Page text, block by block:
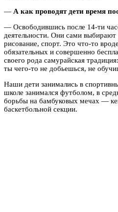
— А как проводят дети время
— Освободившись после 14-ти
деятельности. Они сами
рисование, спорт. Это что-то
обязательных и совершенно
своего рода самурайская
ты чего-то не добьешься, не
Наши дети занимались в
школе занимался футболом, в
борьбы на бамбуковых мечах —
баскетбольной секции.